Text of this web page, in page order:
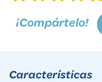
¡Compártelo!
Características